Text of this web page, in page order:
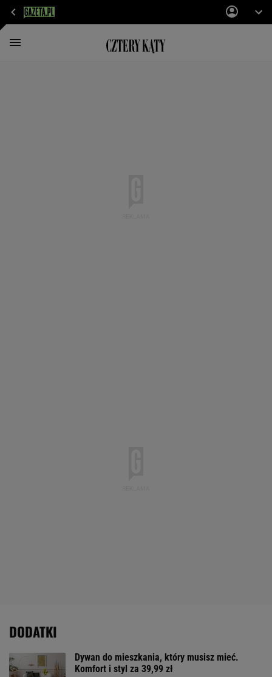
DODATKI
Dywan do mieszkania, który musisz mieć.
Komfort i styl za 39,99 zł